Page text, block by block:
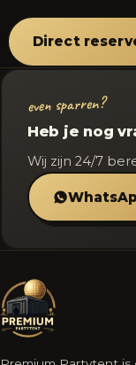
Direct
even sparren?
Heb je nog
Wij zijn 24/7